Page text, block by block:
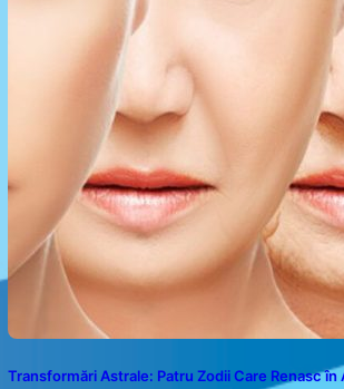
Transformări Astrale: Patru Zodii Care Renasc